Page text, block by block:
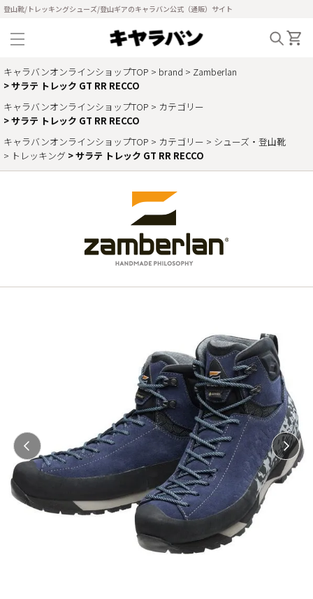
登山靴/トレッキングシューズ/登山ギアのキャラバン公式（通販）サイト
キャラバンオンラインショップTOP brand
Zamberlan
サラテ トレック GT RR RECCO
キャラバンオンラインショップTOP
カテゴリー
サラテ トレック GT RR RECCO
キャラバンオンラインショップTOP
カテゴリー
シューズ・登山靴
トレッキング
サラテ トレック GT RR RECCO